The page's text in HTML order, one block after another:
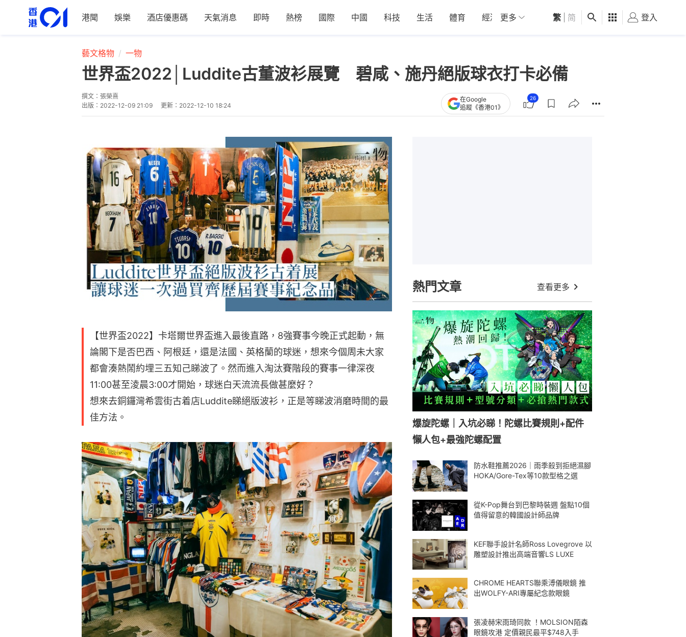
港聞 娛樂 酒店優惠碼 天氣消息 即時 熱榜 國際 中國 科技 生活 體育 經濟 01深圳 觀點 健康 好食玩飛
更多 繁 简 登入
藝文格物 一物
世界盃2022│Luddite古董波衫展覽 碧咸、施丹絕版球衣打卡必備
撰文： 張榮熹
出版： 2022-12-09 21:09 更新： 2022-12-10 18:24
在Google
追蹤《香港01》
26
【世界盃2022】卡塔爾世界盃進入最後直路，8強賽事今晚正式起動，無
論閣下是否巴西、阿根廷，還是法國、英格蘭的球迷，想來今個周未大家
都會湊熱鬧約埋三五知己睇波了。然而進入淘汰賽階段的賽事一律深夜
11:00甚至淩晨3:00才開始，球迷白天流流長做甚麼好？
想來去銅鑼灣希雲街古着店Luddite睇絕版波衫，正是等睇波消磨時間的最
佳方法。
熱門文章 查看更多
爆旋陀螺｜入坑必睇！陀螺比賽規則+配件
懶人包+最強陀螺配置
防水鞋推薦2026｜雨季殺到拒絕濕腳
HOKA/Gore-Tex等10款型格之選
從K-Pop舞台到巴黎時裝週 盤點10個
值得留意的韓國設計師品牌
KEF聯手設計名師Ross Lovegrove 以
雕塑設計推出高端音響LS LUXE
CHROME HEARTS聯乘溥儀眼鏡 推
出WOLFY-ARI專屬紀念款眼鏡
張凌赫宋雨琦同款 ！MOLSION陌森
眼鏡攻港 定價親民最平$748入手